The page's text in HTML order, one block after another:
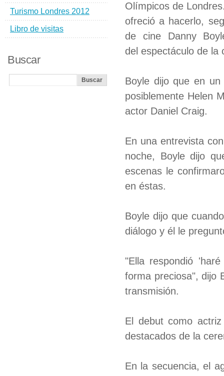
Olímpicos de
ofreció a hacerlo,
de cine Danny
del espectáculo de la
Boyle dijo que en
posiblemente Helen
actor Daniel Craig.
En una entrevista
noche, Boyle dijo
escenas le
en éstas.
Boyle dijo que
diálogo y él le
"Ella respondió
forma preciosa", dijo
transmisión.
El debut como
destacados de la
En la secuencia, el
Turismo Londres 2012
Libro de visitas
Buscar